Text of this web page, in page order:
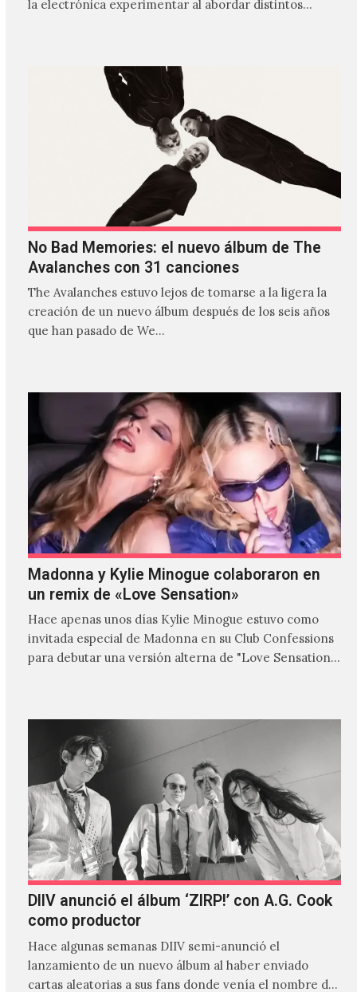
la electrónica experimentar al abordar distintos
No Bad Memories: el nuevo álbum de The
Avalanches con 31 canciones
The Avalanches estuvo lejos de tomarse a la ligera la
creación de un nuevo álbum después de los seis años
que han pasado de We…
Madonna y Kylie Minogue colaboraron en
un remix de «Love Sensation»
Hace apenas unos días Kylie Minogue estuvo como
invitada especial de Madonna en su Club Confessions
para debutar una versión alterna de "Love Sensation",
DIIV anunció el álbum ‘ZIRP!’ con A.G. Cook
como productor
Hace algunas semanas DIIV semi-anunció el
lanzamiento de un nuevo álbum al haber enviado
cartas aleatorias a sus fans donde venía el nombre de